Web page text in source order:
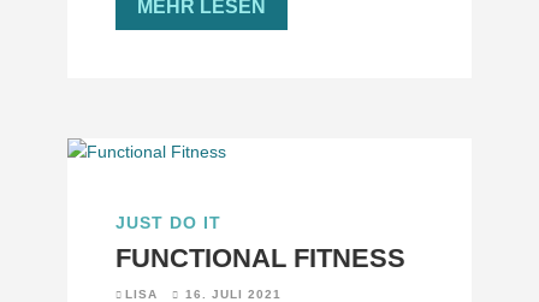
MEHR LESEN
JUST DO IT
FUNCTIONAL FITNESS
LISA
16. JULI 2021